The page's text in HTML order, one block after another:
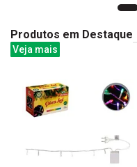
Produtos em Destaque
Veja mais